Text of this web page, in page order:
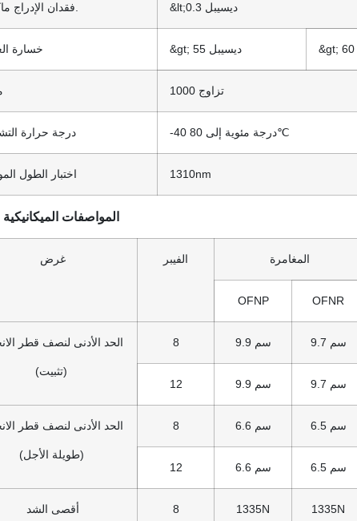
&lt;0.3 ديسيبل
خسارة &gt; 55 ديسيبل
1000 تزاوج
درجة حرارة -40 درجة مئوية إلى 80℃
اختبار الطول 1310nm
المواصفات الميكانيكية
غرض الفيبر المغامرة
OFNP OFNR
الحد الأدنى لنصف قطر
(تثبيت)
8 9.9 سم 9.7 سم
12 9.9 سم 9.7 سم
الحد الأدنى لنصف قطر
(طويلة الأجل)
8 6.6 سم 6.5 سم
12 6.6 سم 6.5 سم
أقصى الشد 8 1335N 1335N